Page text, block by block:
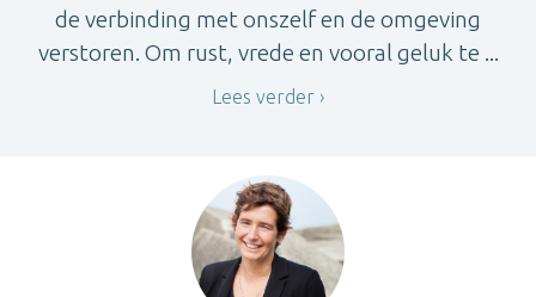
de verbinding met onszelf en de omgeving
verstoren. Om rust, vrede en vooral geluk te ...
Lees verder